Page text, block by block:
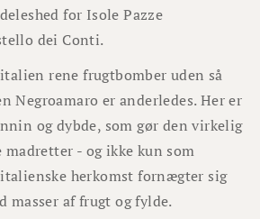
for Isole Pazze
dei Conti.
rene frugtbomber uden så
Negroamaro er anderledes. Her er
og dybde, som gør den virkelig
- og ikke kun som
herkomst fornægter sig
masser af frugt og fylde.